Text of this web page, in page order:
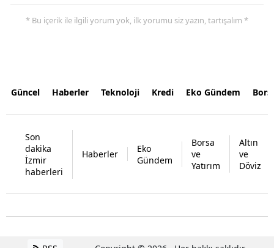
* Bu içerik ile ilgili yorum yok, ilk yorumu siz yazın, tartışalım *
Güncel Haberler Teknoloji Kredi Eko Gündem
Son
dakika
İzmir
haberleri
Haberler
Eko
Gündem
Borsa
ve
Yatırım
Altın
ve
Döviz